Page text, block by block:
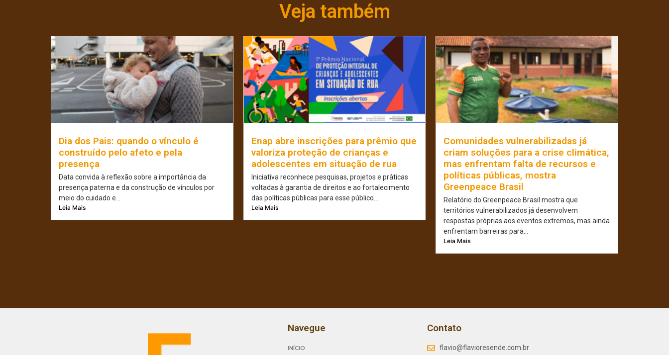
Veja também
Dia dos Pais: quando o vínculo é
construído pelo afeto e pela
presença
Data convida à reflexão sobre a importância da
presença paterna e da construção de vínculos por
meio do cuidado e...
Leia Mais
Enap abre inscrições para prêmio que
valoriza proteção de crianças e
adolescentes em situação de rua
Iniciativa reconhece pesquisas, projetos e práticas
voltadas à garantia de direitos e ao fortalecimento
das políticas públicas para esse público...
Leia Mais
Comunidades vulnerabilizadas já
criam soluções para a crise climática,
mas enfrentam falta de recursos e
políticas públicas, mostra
Greenpeace Brasil
Relatório do Greenpeace Brasil mostra que
territórios vulnerabilizados já desenvolvem
respostas próprias aos eventos extremos, mas ainda
enfrentam barreiras para...
Leia Mais
Navegue
INÍCIO
Contato
flavio@flavioresende.com.br